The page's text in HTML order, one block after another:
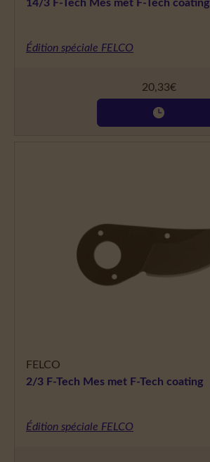
14/3 F-Tech Mes met F-Tech coating
Édition spéciale FELCO
20,33€
FELCO
2/3 F-Tech Mes met F-Tech coating
Édition spéciale FELCO